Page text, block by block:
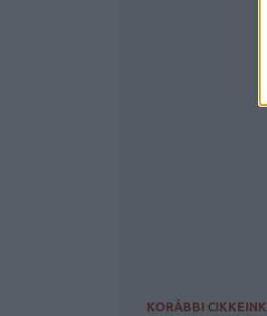
KORÁBBI CIKKEINK